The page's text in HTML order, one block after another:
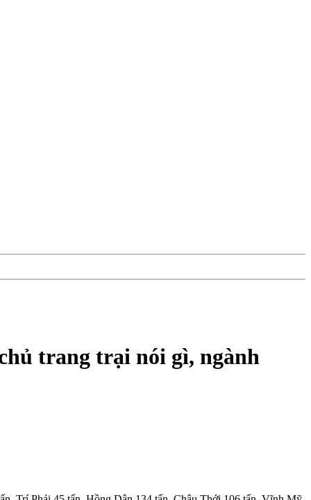
trang trại nói gì, ngành